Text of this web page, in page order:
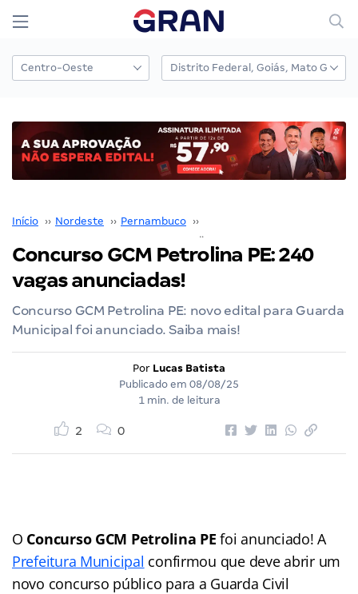
Início ›› Nordeste ›› Pernambuco ››
Concurso GCM Petrolina PE: 240
vagas anunciadas!
Concurso GCM Petrolina PE: novo edital para Guarda
Municipal foi anunciado. Saiba mais!
Por Lucas Batista
Publicado em 08/08/25
1 min. de leitura
2 0
O Concurso GCM Petrolina PE foi anunciado! A
Prefeitura Municipal confirmou que deve abrir um
novo concurso público para a Guarda Civil